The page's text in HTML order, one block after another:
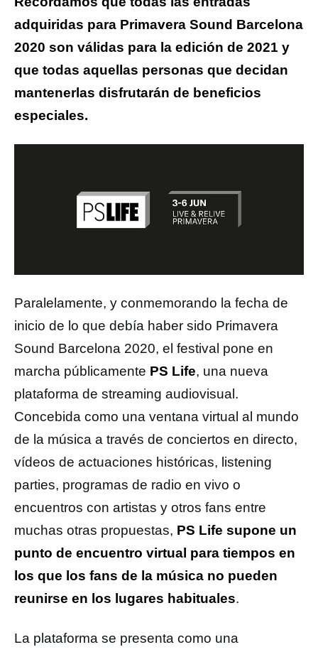
adquiridas para Primavera Sound Barcelona
2020 son válidas para la edición de 2021 y
que todas aquellas personas que decidan
mantenerlas disfrutarán de beneficios
especiales.
Paralelamente, y conmemorando la fecha de
inicio de lo que debía haber sido Primavera
Sound Barcelona 2020, el festival pone en
marcha públicamente PS Life, una nueva
plataforma de streaming audiovisual.
Concebida como una ventana virtual al mundo
de la música a través de conciertos en directo,
vídeos de actuaciones históricas, listening
parties, programas de radio en vivo o
encuentros con artistas y otros fans entre
muchas otras propuestas, PS Life supone un
punto de encuentro virtual para tiempos en
los que los fans de la música no pueden
reunirse en los lugares habituales.
La plataforma se presenta como una